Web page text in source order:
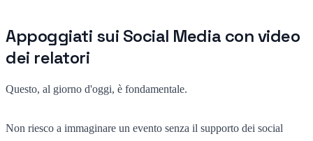
Appoggiati sui Social Media con video
dei relatori
Questo, al giorno d'oggi, è fondamentale.
Non riesco a immaginare un evento senza il supporto dei social